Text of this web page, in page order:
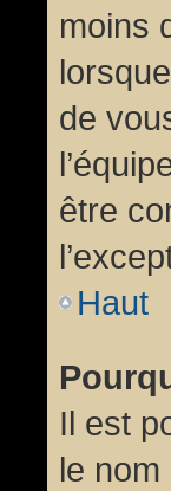
moins
de
être
Haut
Il est
le nom